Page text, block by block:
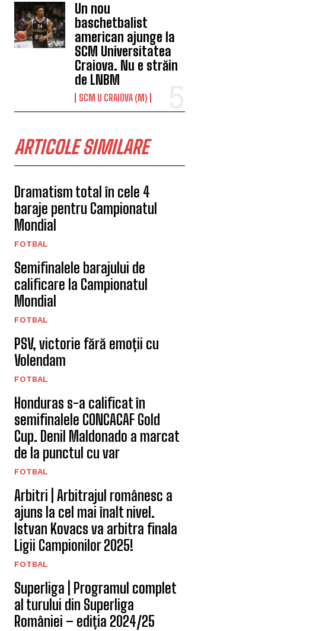
Un nou
baschetbalist
american ajunge la
SCM Universitatea
Craiova. Nu e străin
de LNBM
SCM U CRAIOVA (M)
ARTICOLE SIMILARE
Dramatism total în cele 4
baraje pentru Campionatul
Mondial
FOTBAL
Semifinalele barajului de
calificare la Campionatul
Mondial
FOTBAL
PSV, victorie fără emoții cu
Volendam
FOTBAL
Honduras s-a calificat în
semifinalele CONCACAF Gold
Cup. Denil Maldonado a marcat
de la punctul cu var
FOTBAL
Arbitri | Arbitrajul românesc a
ajuns la cel mai înalt nivel.
Istvan Kovacs va arbitra finala
Ligii Campionilor 2025!
FOTBAL
Superliga | Programul complet
al turului din Superliga
României – ediția 2024/25